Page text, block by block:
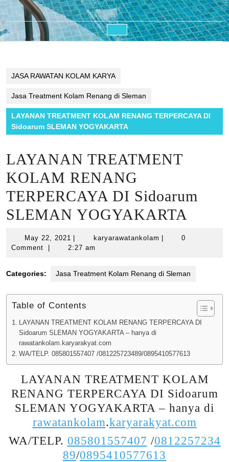
Open
JASA RAWATAN KOLAM KARYA
Jasa Treatment Kolam Renang di Sleman
LAYANAN TREATMENT KOLAM RENANG TERPERCAYA DI
Sidoarum SLEMAN YOGYAKARTA
LAYANAN TREATMENT
KOLAM RENANG
TERPERCAYA DI Sidoarum
SLEMAN YOGYAKARTA
May 22, 2021 May
22,
karyarawatankolam karyarawatankolam
0
Comment
2:27 am
Categories: Jasa Treatment Kolam Renang di Sleman
Table of Contents
LAYANAN TREATMENT KOLAM RENANG TERPERCAYA DI
Sidoarum SLEMAN YOGYAKARTA – hanya di
rawatankolam.karyarakyat.com
WA/TELP. 085801557407 /081225723489/0895410577613
LAYANAN TREATMENT KOLAM
RENANG TERPERCAYA DI Sidoarum
SLEMAN YOGYAKARTA – hanya di
rawatankolam.karyarakyat.com
WA/TELP. 085801557407 /0812257234
89/0895410577613